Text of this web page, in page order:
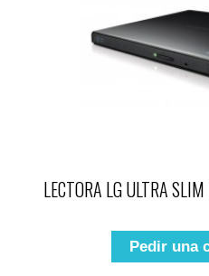
LECTORA LG ULTRA
Pedir una